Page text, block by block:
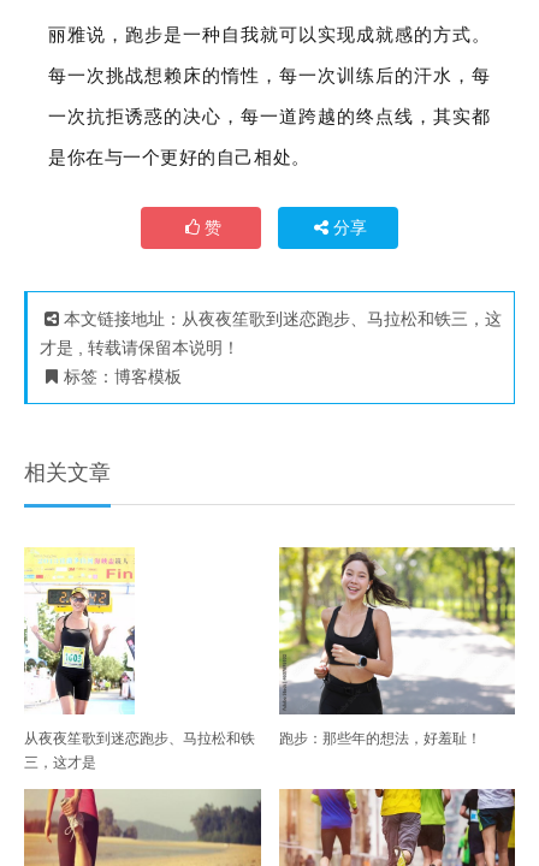
丽雅说，跑步是一种自我就可以实现成就感的方式。
每一次挑战想赖床的惰性，每一次训练后的汗水，每
一次抗拒诱惑的决心，每一道跨越的终点线，其实都
是你在与一个更好的自己相处。
赞 分享
本文链接地址： 从夜夜笙歌到迷恋跑步、马拉松和铁三，这
才是 , 转载请保留本说明！
标签： 博客模板
相关文章
从夜夜笙歌到迷恋跑步、马拉松和铁
三，这才是
跑步：那些年的想法，好羞耻！